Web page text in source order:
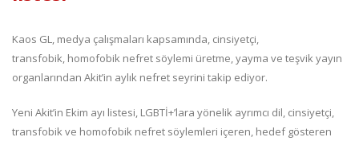
Kaos GL, medya çalışmaları kapsamında, cinsiyetçi,
transfobik, homofobik nefret söylemi üretme, yayma ve teşvik yayın
organlarından Akit’in aylık nefret seyrini takip ediyor.
Yeni Akit’in Ekim ayı listesi, LGBTİ+’lara yönelik ayrımcı dil, cinsiyetçi,
transfobik ve homofobik nefret söylemleri içeren, hedef gösteren